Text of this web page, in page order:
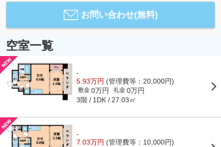
お問い合わせ(無料)
空室一覧
-
5.93万円 (管理費等：20,000円)
敷金 0万円 礼金 0万円
3階 1DK 27.03㎡
-
7.03万円 (管理費等：10,000円)